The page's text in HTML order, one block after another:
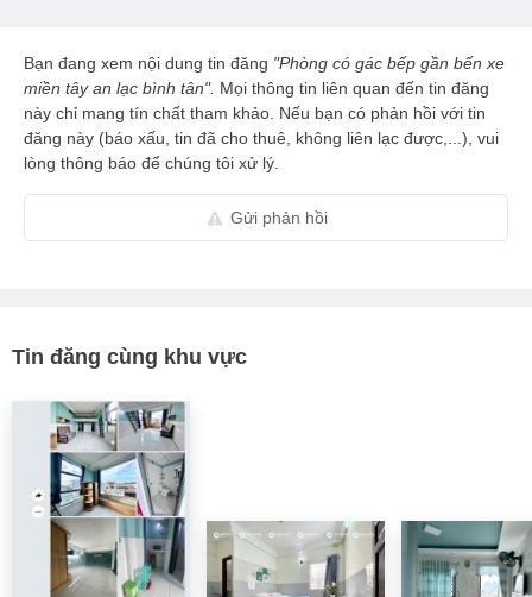
Bạn đang xem nội dung tin đăng "Phòng có gác bếp gần bến xe
miền tây an lạc bình tân". Mọi thông tin liên quan đến tin đăng
này chỉ mang tín chất tham khảo. Nếu bạn có phản hồi với tin
đăng này (báo xấu, tin đã cho thuê, không liên lạc được,...), vui
lòng thông báo để chúng tôi xử lý.
Gửi phản hồi
Tin đăng cùng khu vực